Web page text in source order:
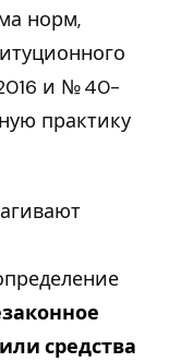
норм,
и № 40-
практику
средства